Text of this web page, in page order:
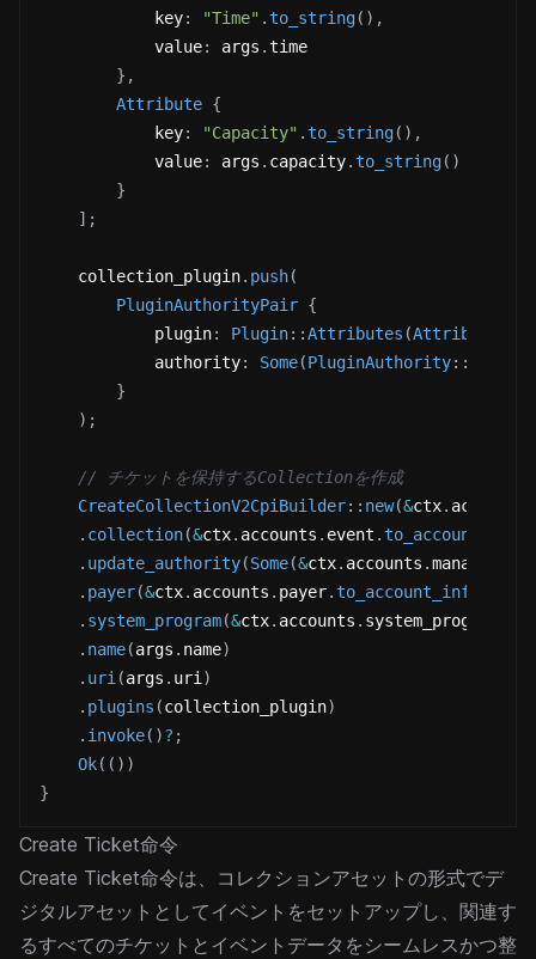
            key
: "Time" .to_string( ) ,
            value
: args .time
} ,
Attribute {
            key
: "Capacity" .to_string( ) ,
            value
: args . capacity.to_string( )
}
] ;
    collection_plugin
. push(
PluginAuthorityPair {
            plugin
: Plugin::Attributes (Attributes
            authority
: Some(PluginAuthority::
}
) ;
// チケットを保持するCollectionを作成
CreateCollectionV2CpiBuilder:: new(&ctx. accounts
. collection(&ctx. accounts . event .to_account_info
. update_authority(Some(&ctx. accounts .manager
. payer(&ctx. accounts . payer.to_account_info
. system_program(&ctx. accounts . system_program
. name(args . name)
. uri (args . uri )
. plugins (collection_plugin)
. invoke( )? ;
Ok( ( ) )
}
Create Ticket命令
Create Ticket命令は、コレクションアセットの形式でデ
ジタルアセットとしてイベントをセットアップし、関連す
るすべてのチケットとイベントデータをシームレスかつ整